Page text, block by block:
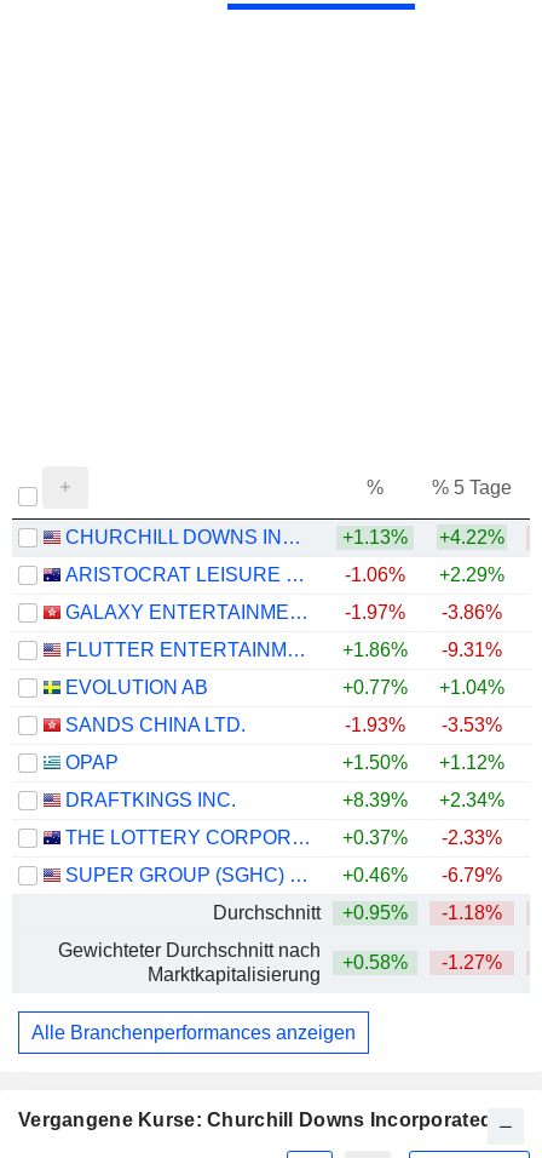
% % 5 Tage
CHURCHILL DOWNS INCORPORATED +1.13% +4.22%
ARISTOCRAT LEISURE LIMITED
-1.06% +2.29%
GALAXY ENTERTAINMENT GROUP LIMITED
-1.97% -3.86%
FLUTTER ENTERTAINMENT PLC
+1.86% -9.31%
EVOLUTION AB
+0.77% +1.04%
SANDS CHINA LTD.
-1.93% -3.53%
OPAP
+1.50% +1.12%
DRAFTKINGS INC.
+8.39% +2.34%
THE LOTTERY CORPORATION LIMITED
+0.37% -2.33%
SUPER GROUP (SGHC) LIMITED
+0.46% -6.79%
Durchschnitt
+0.95% -1.18%
Gewichteter Durchschnitt nach
Marktkapitalisierung
+0.58% -1.27%
Alle Branchenperformances anzeigen
Vergangene Kurse: Churchill Downs Incorporated